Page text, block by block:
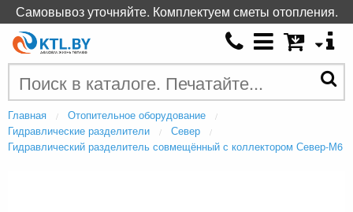
Главная
Отопительное оборудование
Гидравлические разделители
Север
Гидравлический разделитель совмещённый с коллектором Север-М6
Самовывоз уточняйте. Комплектуем сметы отопления.